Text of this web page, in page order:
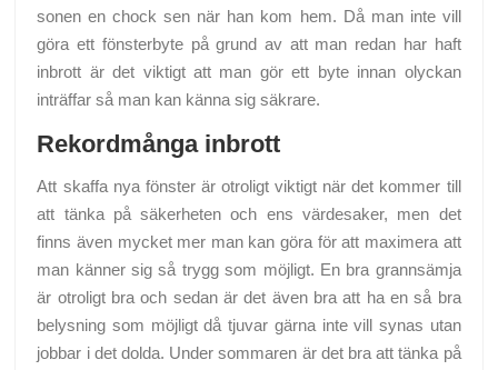
sonen en chock sen när han kom hem. Då man inte vill
göra ett fönsterbyte på grund av att man redan har haft
inbrott är det viktigt att man gör ett byte innan olyckan
inträffar så man kan känna sig säkrare.
Rekordmånga inbrott
Att skaffa nya fönster är otroligt viktigt när det kommer till
att tänka på säkerheten och ens värdesaker, men det
finns även mycket mer man kan göra för att maximera att
man känner sig så trygg som möjligt. En bra grannsämja
är otroligt bra och sedan är det även bra att ha en så bra
belysning som möjligt då tjuvar gärna inte vill synas utan
jobbar i det dolda. Under sommaren är det bra att tänka på